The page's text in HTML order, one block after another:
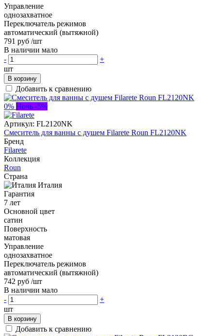
Управление
однозахватное
Переключатель режимов
автоматический (вытяжной)
791 руб /шт
В наличии мало
-
+
шт
В корзину
Добавить к сравнению
0% Ночь -5%
Артикул: FL2120NK
Смеситель для ванны с душем Filarete Roun FL2120NK
Бренд
Filarete
Коллекция
Roun
Страна
Италия
Гарантия
7 лет
Основной цвет
сатин
Поверхность
матовая
Управление
однозахватное
Переключатель режимов
автоматический (вытяжной)
742 руб /шт
В наличии мало
-
+
шт
В корзину
Добавить к сравнению